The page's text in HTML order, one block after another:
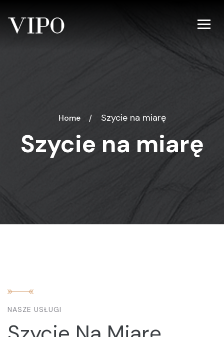
Home Szycie na miarę
Szycie na miarę
NASZE USŁUGI